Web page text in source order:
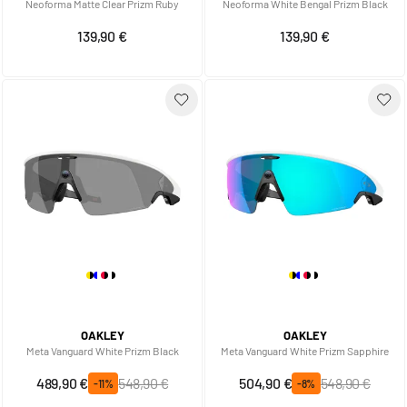
Neoforma Matte Clear Prizm Ruby
139,90 €
Neoforma White Bengal Prizm Black
139,90 €
OAKLEY
Meta Vanguard White Prizm Black
Prix spécial
489,90 € -11%
Prix normal
548,90 €
OAKLEY
Meta Vanguard White Prizm Sapphire
Prix spécial
504,90 € -8%
Prix normal
548,90 €